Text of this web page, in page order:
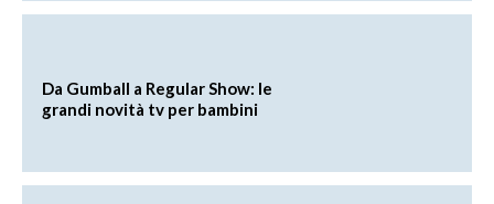
Da Gumball a Regular Show: le
grandi novità tv per bambini